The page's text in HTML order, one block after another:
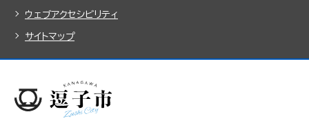
ウェブアクセシビリティ
サイトマップ